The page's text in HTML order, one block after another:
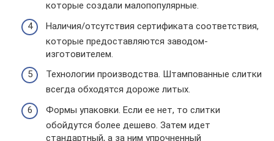
которые создали малопопулярные.
Наличия/отсутствия сертификата соответствия,
которые предоставляются заводом-
изготовителем.
Технологии производства. Штампованные слитки
всегда обходятся дороже литых.
Формы упаковки. Если ее нет, то слитки
обойдутся более дешево. Затем идет
стандартный, а за ним упрочненный